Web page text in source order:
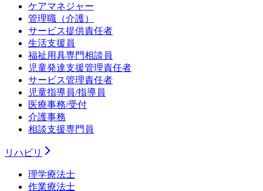
ケアマネジャー
管理職（介護）
サービス提供責任者
生活支援員
福祉用具専門相談員
児童発達支援管理責任者
サービス管理責任者
児童指導員/指導員
医療事務/受付
介護事務
相談支援専門員
リハビリ
理学療法士
作業療法士